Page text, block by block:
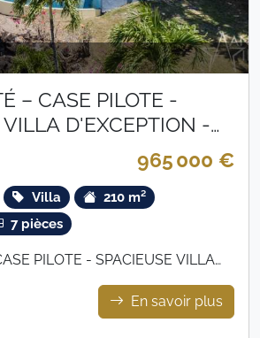
– CASE PILOTE -
D'EXCEPTION -
965 000 €
Villa
210 m²
7 pièces
- SPACIEUSE VILLA
En savoir plus